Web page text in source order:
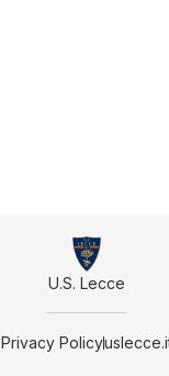
U.S. Lecce
Privacy Policy